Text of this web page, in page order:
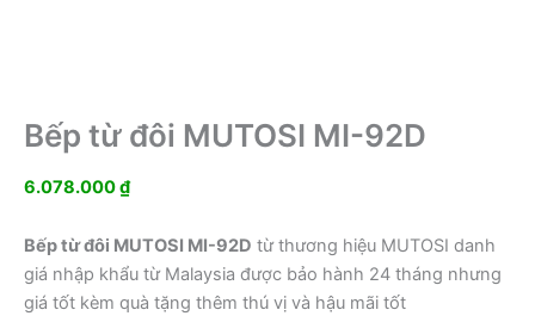
Bếp từ đôi MUTOSI MI-92D
6.078.000₫
Bếp từ đôi MUTOSI MI-92D từ thương hiệu MUTOSI danh
giá nhập khẩu từ Malaysia được bảo hành 24 tháng nhưng
giá tốt kèm quà tặng thêm thú vị và hậu mãi tốt